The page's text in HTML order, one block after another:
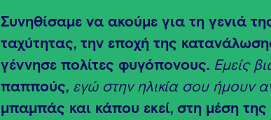
Συνηθίσαμε να ακούμε για τη γενιά
ταχύτητας, την εποχή της
γέννησε πολίτες φυγόπονους. Εμείς
παππούς, εγώ στην ηλικία σου ήμουν
μπαμπάς και κάπου εκεί, στη μέση